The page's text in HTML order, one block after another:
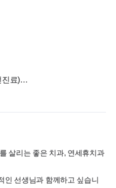
살리는 좋은 치과, 연세휴치과
인 선생님과 함께하고 싶습니